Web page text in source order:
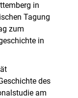
in
Tagung
zum
in
des
am